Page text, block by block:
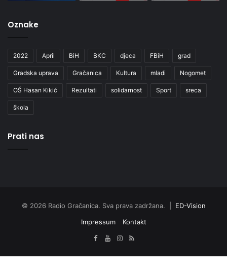
Oznake
2022 April BiH BKC djeca FBiH grad
Gradska uprava Gračanica Kultura mladi Nogomet
OŠ Hasan Kikić Rezultati solidarnost Sport sreca
škola
Prati nas
© 2026 Radio Gračanica. Sva prava zadržana. | ED-Vision
Impressum
Kontakt